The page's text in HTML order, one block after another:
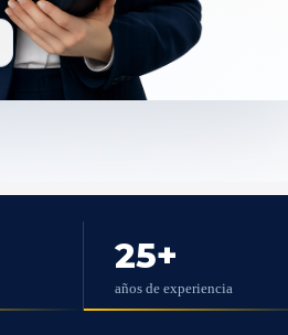
25+
años de experiencia